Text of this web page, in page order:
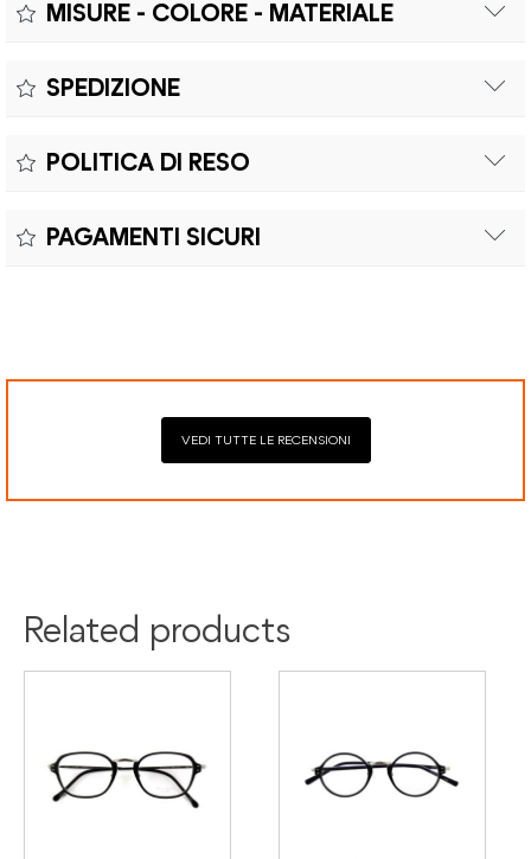
MISURE - COLORE - MATERIALE
Colore:
SPEDIZIONE
conforme alle direttive vigenti. La garanzia copre eventuali
sostituzioni senza costi aggiuntivi.
POLITICA DI RESO
spedizione e oneri doganali a carico del cliente.
PAGAMENTI SICURI
VEDI TUTTE LE RECENSIONI
Related products